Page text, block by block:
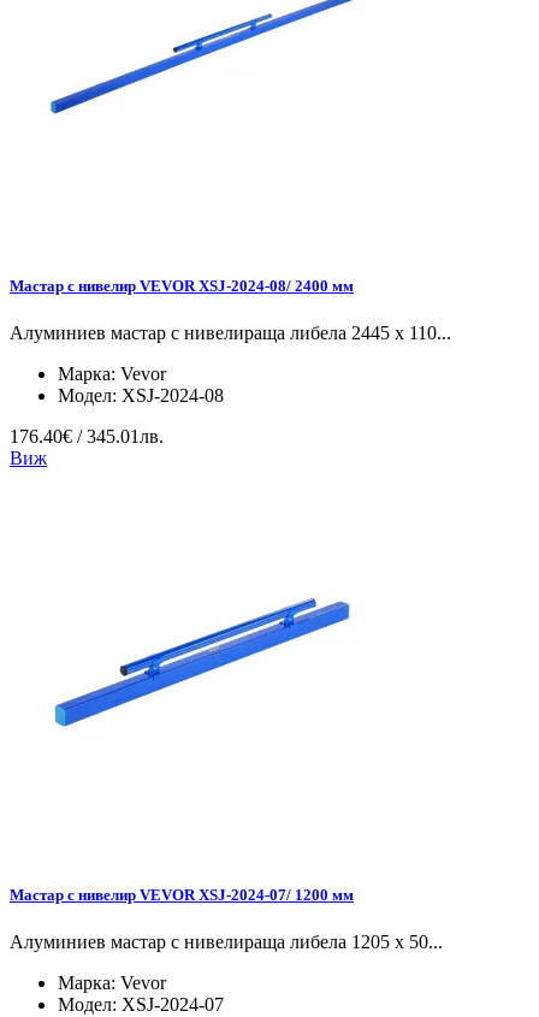
Мастар с нивелир VEVOR XSJ-2024-08/ 2400 мм
Алуминиев мастар с нивелираща либела 2445 x 110...
Марка: Vevor
Модел: XSJ-2024-08
176.40€ / 345.01лв.
Виж
Мастар с нивелир VEVOR XSJ-2024-07/ 1200 мм
Алуминиев мастар с нивелираща либела 1205 x 50...
Марка: Vevor
Модел: XSJ-2024-07